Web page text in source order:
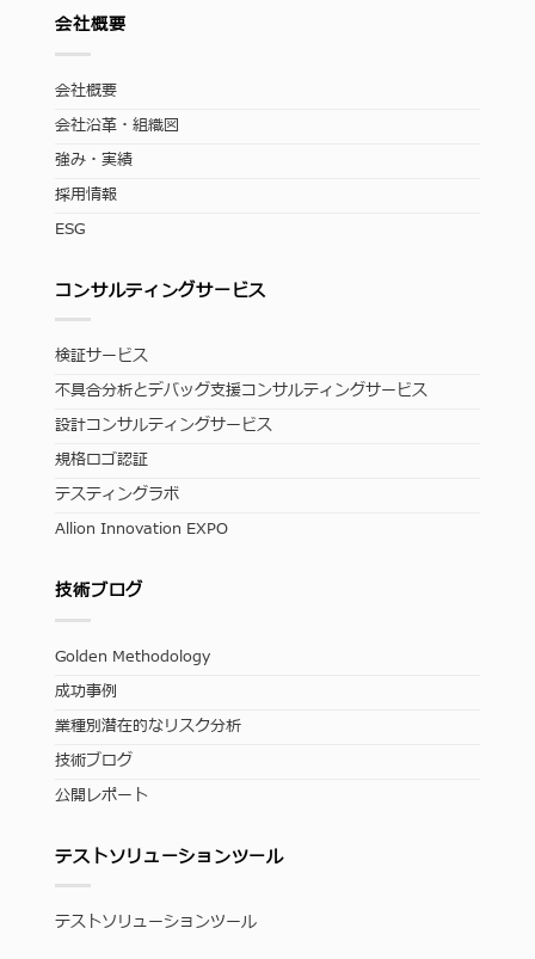
会社概要
会社概要
会社沿革・組織図
強み・実績
採用情報
ESG
コンサルティングサービス
検証サービス
不具合分析とデバッグ支援コンサルティングサービス
設計コンサルティングサービス
規格ロゴ認証
テスティングラボ
Allion Innovation EXPO
技術ブログ
Golden Methodology
成功事例
業種別潜在的なリスク分析
技術ブログ
公開レポート
テストソリューションツール
テストソリューションツール